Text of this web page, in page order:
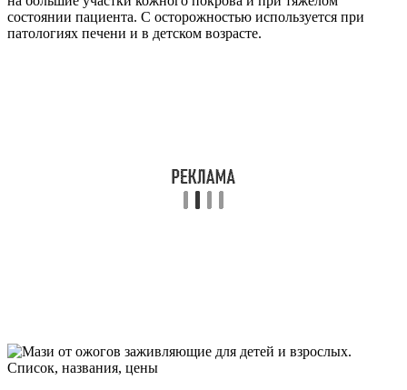
состоянии пациента. С осторожностью используется при
патологиях печени и в детском возрасте.